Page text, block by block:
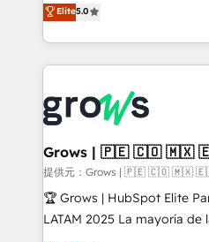
Ventes et Service sur
Architecture : alignement
prévisible, croissance mesurable. 🔌
Dynamics..), VOIP (Aircall,
Oneflow. 💻 Développements custom : CRM UI
Extensions (React),
Objects, thèmes HubL, agents
Secteurs : Industrie,
B2B, Immobilier, Viticulture, Finance. 🚀
Elite5.0
Grows | 🇵🇪 🇨🇴 🇲🇽
提供元：Grows | 🇵🇪 🇨🇴
🏆 Grows | HubSpot Elite
LATAM 2025 La mayoría de las empresas en LATAM